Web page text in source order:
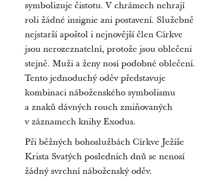
symbolizuje čistotu. V chrámech nehrají
roli žádné insignie ani postavení. Služebně
nejstarší apoštol i nejnovější člen Církve
jsou nerozeznatelní, protože jsou oblečeni
stejně. Muži a ženy nosí podobné oblečení.
Tento jednoduchý oděv představuje
kombinaci náboženského symbolismu
a znaků dávných rouch zmiňovaných
v záznamech knihy Exodus.
Při běžných bohoslužbách Církve Ježíše
Krista Svatých posledních dnů se nenosí
žádný svrchní náboženský oděv.